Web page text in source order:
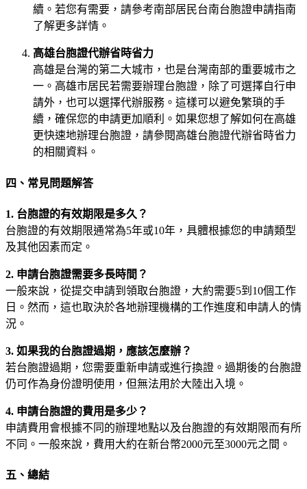
續。若您有需要，請參考南部居民台南台胞證申請指南
了解更多詳情。
高雄台胞證代辦省時省力
高雄是台灣的第二大城市，也是台灣南部的重要城市之
一。高雄市居民若需要辦理台胞證，除了可選擇自行申
請外，也可以選擇代辦服務。這樣可以避免繁瑣的手
續，確保您的申請更加順利。如果您想了解如何在高雄
更快速地辦理台胞證，請參閱高雄台胞證代辦省時省力
的相關資料。
四、常見問題解答
1. 台胞證的有效期限是多久？
台胞證的有效期限通常為5年或10年，具體根據您的申請類型
及其他因素而定。
2. 申請台胞證需要多長時間？
一般來說，從提交申請到領取台胞證，大約需要5到10個工作
日。然而，這也取決於各地辦理機構的工作進度和申請人的情
況。
3. 如果我的台胞證過期，應該怎麼辦？
若台胞證過期，您需要重新申請或進行換證。過期後的台胞證
仍可作為身份證明使用，但無法用於大陸出入境。
4. 申請台胞證的費用是多少？
申請費用會根據不同的辦理地點以及台胞證的有效期限而有所
不同。一般來說，費用大約在新台幣2000元至3000元之間。
五、總結